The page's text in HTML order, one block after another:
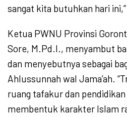
sangat kita butuhkan hari
Ketua PWNU Provinsi
Sore, M.Pd.I., menyambut
dan menyebutnya sebagai
Ahlussunnah wal Jama’ah.
ruang tafakur dan
membentuk karakter Islam